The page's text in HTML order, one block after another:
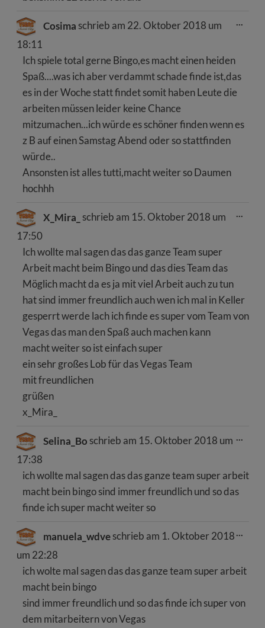
Cosima schrieb am 22. Oktober 2018 um
18:11
Ich spiele total gerne Bingo,es macht einen heiden
Spaß....was ich aber verdammt schade finde ist,das
es in der Woche statt findet somit haben Leute die
arbeiten müssen leider keine Chance
mitzumachen...ich würde es schöner finden wenn es
z B auf einen Samstag Abend oder so stattfinden
würde..
Ansonsten ist alles tutti,macht weiter so Daumen
hochhh
...
X_Mira_ schrieb am 15. Oktober 2018 um
17:50
Ich wollte mal sagen das das ganze Team super
Arbeit macht beim Bingo und das dies Team das
Möglich macht da es ja mit viel Arbeit auch zu tun
hat sind immer freundlich auch wen ich mal in Keller
gesperrt werde lach ich finde es super vom Team von
Vegas das man den Spaß auch machen kann
macht weiter so ist einfach super
ein sehr großes Lob für das Vegas Team
mit freundlichen
grüßen
x_Mira_
...
Selina_Bo schrieb am 15. Oktober 2018 um
17:38
ich wollte mal sagen das das ganze team super arbeit
macht bein bingo sind immer freundlich und so das
finde ich super macht weiter so
...
manuela_wdveschrieb am 1. Oktober 2018
um 22:28
ich wolte mal sagen das das ganze team super arbeit
macht bein bingo
sind immer freundlich und so das finde ich super von
dem mitarbeitern von Vegas
...